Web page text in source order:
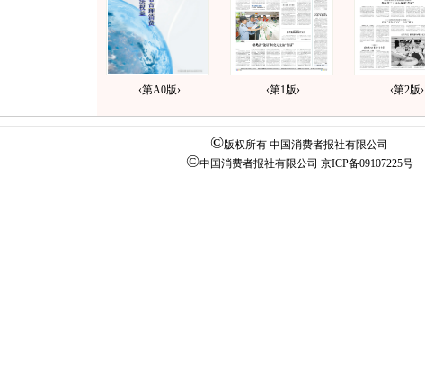
‹第A0版› ‹第1版› ‹第2版›
©版权所有 中国消费者报社有限公司
©中国消费者报社有限公司 京ICP备09107225号